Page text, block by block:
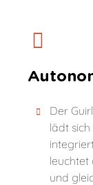
Der
lädt
leuchtet
und